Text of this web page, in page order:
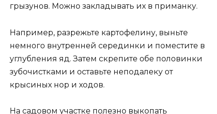
грызунов. Можно закладывать их в приманку.
Например, разрежьте картофелину, выньте
немного внутренней серединки и поместите в
углубления яд. Затем скрепите обе половинки
зубочистками и оставьте неподалеку от
крысиных нор и ходов.
На садовом участке полезно выкопать